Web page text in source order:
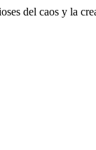
del caos y la